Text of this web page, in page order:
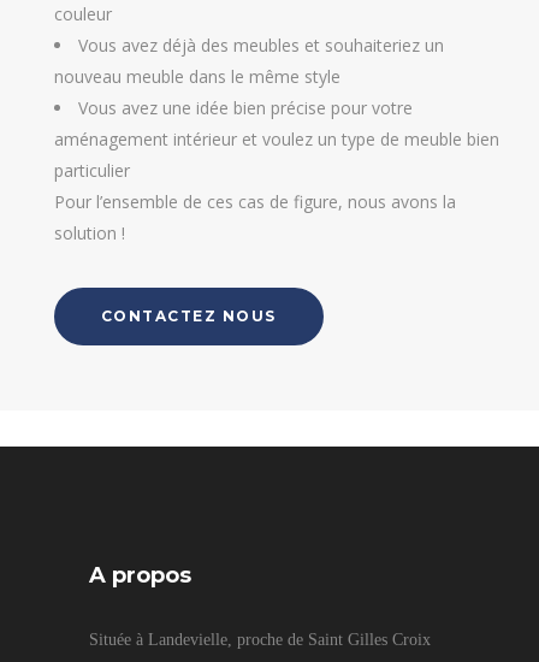
couleur
Vous avez déjà des meubles et souhaiteriez un
nouveau meuble dans le même style
Vous avez une idée bien précise pour votre
aménagement intérieur et voulez un type de meuble bien
particulier
Pour l’ensemble de ces cas de figure, nous avons la
solution !
CONTACTEZ NOUS
A propos
Située à Landevielle, proche de Saint Gilles Croix